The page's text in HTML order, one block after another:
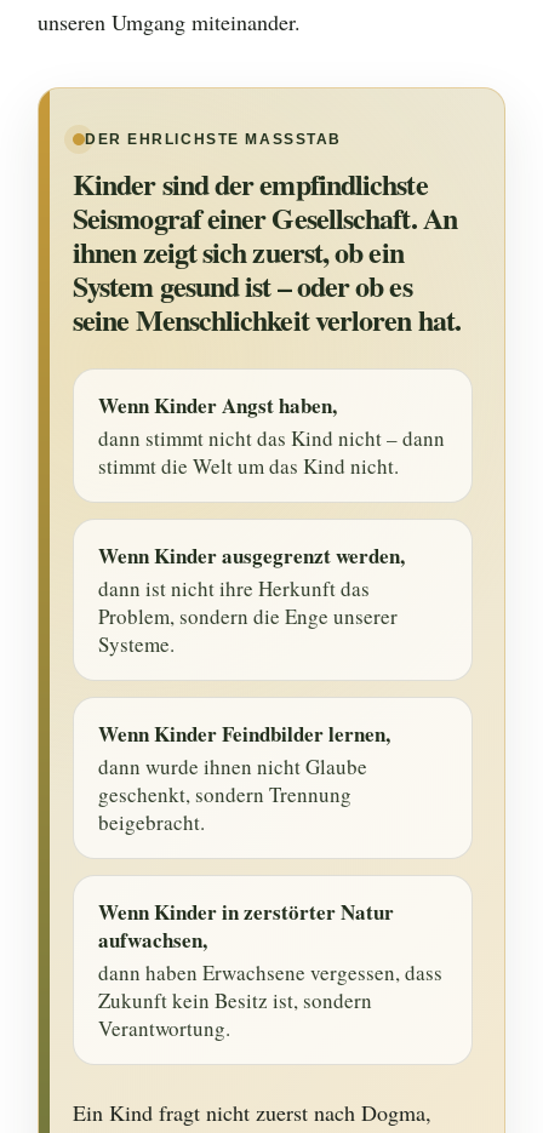
unseren Umgang miteinander.
DER EHRLICHSTE MASSSTAB
Kinder sind der empfindlichste
Seismograf einer Gesellschaft. An
ihnen zeigt sich zuerst, ob ein
System gesund ist – oder ob es
seine Menschlichkeit verloren hat.
Wenn Kinder Angst haben,
dann stimmt nicht das Kind nicht – dann
stimmt die Welt um das Kind nicht.
Wenn Kinder ausgegrenzt werden,
dann ist nicht ihre Herkunft das
Problem, sondern die Enge unserer
Systeme.
Wenn Kinder Feindbilder lernen,
dann wurde ihnen nicht Glaube
geschenkt, sondern Trennung
beigebracht.
Wenn Kinder in zerstörter Natur
aufwachsen,
dann haben Erwachsene vergessen, dass
Zukunft kein Besitz ist, sondern
Verantwortung.
Ein Kind fragt nicht zuerst nach Dogma,